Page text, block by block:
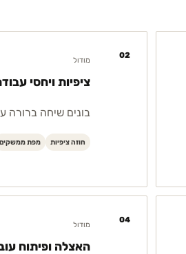
02
מודול
ציפיות ויחסי
בונים שיחה ברורה
חוזה ציפיות מפת ממשקים
04
מודול
האצלה ופיתוח